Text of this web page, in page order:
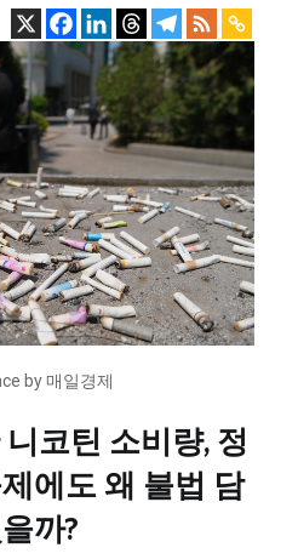
by 매일경제
코틴 소비량, 정
에도 왜 불법 담
까?